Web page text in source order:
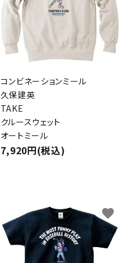
コンビネーションミール
久保建英
TAKE
クルースウェット
オートミール
7,920円(税込)
favorite